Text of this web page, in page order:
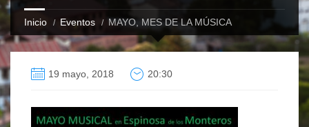
Inicio Eventos MAYO, MES DE LA MÚSICA
19 mayo, 2018 20:30